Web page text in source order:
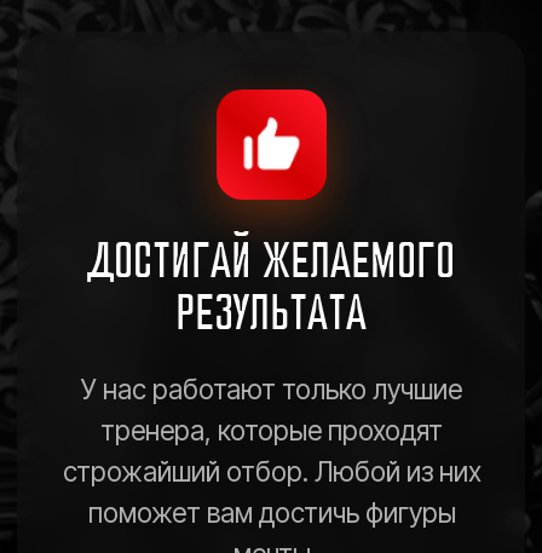
тренера, которые проходят
мечты
Цены в наших фитнес-клубах
доступны абсолютно всем